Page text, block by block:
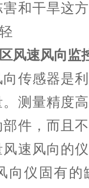
和干旱这
风速风向监
感器是利
测量精度
件，而且
速风向的
向仪固有